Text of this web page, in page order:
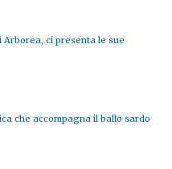
ci presenta le sue
che accompagna il ballo sardo